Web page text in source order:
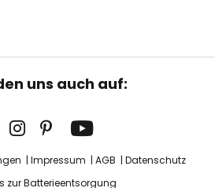
uns auch auf:
Impressum AGB
Datenschutz
zur Batterieentsorgung